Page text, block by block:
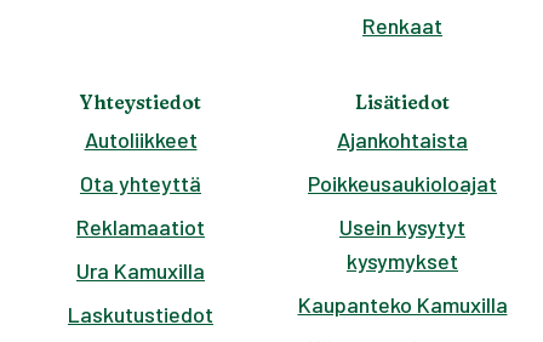
Renkaat
Yhteystiedot
Autoliikkeet
Ota yhteyttä
Reklamaatiot
Ura Kamuxilla
Laskutustiedot
Lisätiedot
Ajankohtaista
Poikkeusaukioloajat
Usein kysytyt
kysymykset
Kaupanteko Kamuxilla